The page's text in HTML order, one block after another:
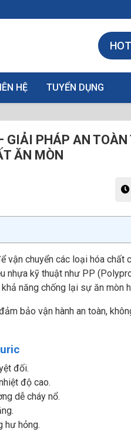
HỆ TUYỂN DỤNG
PHÁP AN TOÀN
ĂN MÒN
chuyển các loại hóa chất
nhựa kỹ thuật như PP
năng chống lại sự ăn mòn
bảo vận hành an toàn,
đối.
độ cao.
dễ cháy nổ.
hư hỏng.